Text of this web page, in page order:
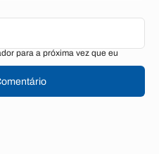
para a próxima vez que eu